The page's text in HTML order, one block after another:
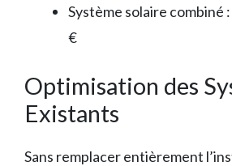
Système solaire combiné
€
Optimisation des
Existants
Sans remplacer entièrement